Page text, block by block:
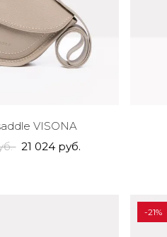
VISONA
21 024 руб.
-21%